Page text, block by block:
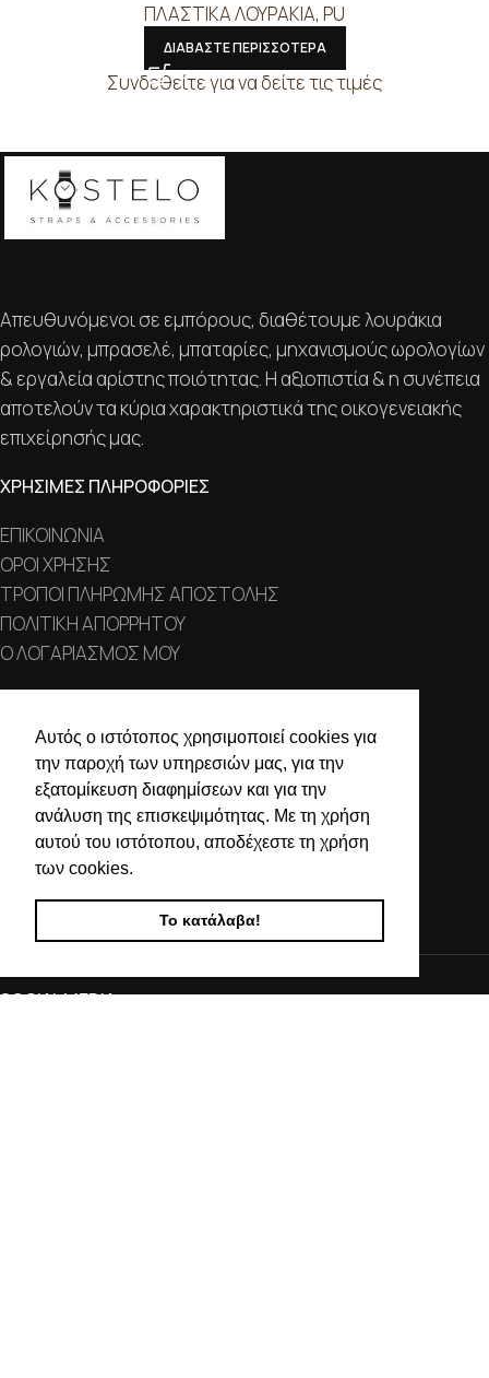
Αυτός ο ιστότοπος χρησιμοποιεί cookies για
την παροχή των υπηρεσιών μας, για την
εξατομίκευση διαφημίσεων και για την
ανάλυση της επισκεψιμότητας. Με τη χρήση
αυτού του ιστότοπου, αποδέχεστε τη χρήση
των cookies.
Το κατάλαβα!
ΠΛΑΣΤΙΚΑ ΛΟΥΡΑΚΙΑ, PU
ΔΙΑΒΑΣΤΕ ΠΕΡΙΣΣΟΤΕΡΑ
Συνδεθείτε για να δείτε τις τιμές
Απευθυνόμενοι σε εμπόρους, διαθέτουμε λουράκια
ρολογιών, μπρασελέ, μπαταρίες, μηχανισμούς ωρολογίων
& εργαλεία αρίστης ποιότητας. Η αξιοπιστία & η συνέπεια
αποτελούν τα κύρια χαρακτηριστικά της οικογενειακής
επιχείρησής μας.
ΧΡΗΣΙΜΕΣ ΠΛΗΡΟΦΟΡΙΕΣ
ΕΠΙΚΟΙΝΩΝΙΑ
ΟΡΟΙ ΧΡΗΣΗΣ
ΤΡΟΠΟΙ ΠΛΗΡΩΜΗΣ ΑΠΟΣΤΟΛΗΣ
ΠΟΛΙΤΙΚΗ ΑΠΟΡΡΗΤΟΥ
Ο ΛΟΓΑΡΙΑΣΜΟΣ ΜΟΥ
Χαλκιδικής 19, 546 43,
Θεσσαλονίκη
2310 839 188
2310 850 606
info@kostelo.gr
SOCIAL MEDIA